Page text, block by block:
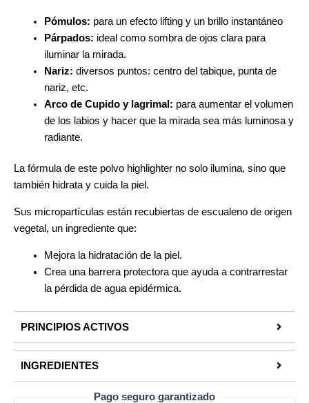
Pómulos: para un efecto lifting y un brillo instantáneo
Párpados: ideal como sombra de ojos clara para
iluminar la mirada.
Nariz: diversos puntos: centro del tabique, punta de
nariz, etc.
Arco de Cupido y lagrimal: para aumentar el volumen
de los labios y hacer que la mirada sea más luminosa y
radiante.
La fórmula de este polvo highlighter no solo ilumina, sino que
también hidrata y cuida la piel.
Sus micropartículas están recubiertas de escualeno de origen
vegetal, un ingrediente que:
Mejora la hidratación de la piel.
Crea una barrera protectora que ayuda a contrarrestar
la pérdida de agua epidérmica.
PRINCIPIOS ACTIVOS
INGREDIENTES
Pago seguro garantizado